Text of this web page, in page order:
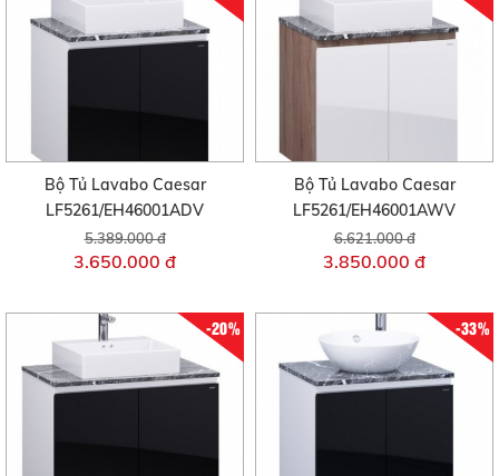
Bộ Tủ Lavabo Caesar
LF5261/EH46001ADV
5.389.000 đ
3.650.000 đ
Bộ Tủ Lavabo Caesar
LF5261/EH46001AWV
6.621.000 đ
3.850.000 đ
-20% -33%